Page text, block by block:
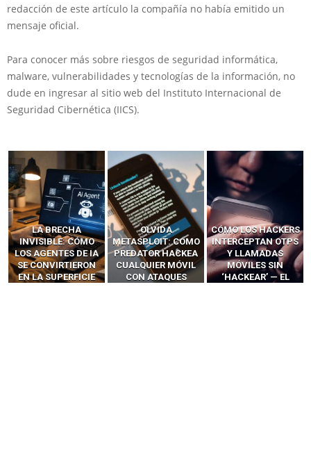
redacción de este artículo la compañía no había emitido un
mensaje oficial.
Para conocer más sobre riesgos de seguridad informática,
malware, vulnerabilidades y tecnologías de la información, no
dude en ingresar al sitio web del Instituto Internacional de
Seguridad Cibernética (IICS).
LA BRECHA
INVISIBLE: CÓMO
LOS AGENTES DE IA
SE CONVIRTIERON
EN LA SUPERFICIE
OLVIDA
METASPLOIT: CÓMO
PREDATOR HACKEA
CUALQUIER MÓVIL
CON ATAQUES
CÓMO LOS HACKERS
INTERCEPTAN OTPS
Y LLAMADAS
MÓVILES SIN
‘HACKEAR’ — EL